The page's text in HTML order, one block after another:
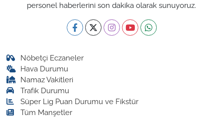
personel haberlerini son dakika olarak sunuyoruz.
Nöbetçi Eczaneler
Hava Durumu
Namaz Vakitleri
Trafik Durumu
Süper Lig Puan Durumu ve Fikstür
Tüm Manşetler